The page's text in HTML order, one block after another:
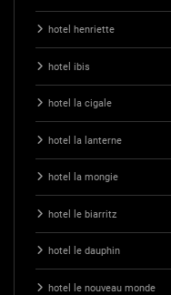
hotel henriette
hotel ibis
hotel la cigale
hotel la lanterne
hotel la mongie
hotel le biarritz
hotel le dauphin
hotel le nouveau monde